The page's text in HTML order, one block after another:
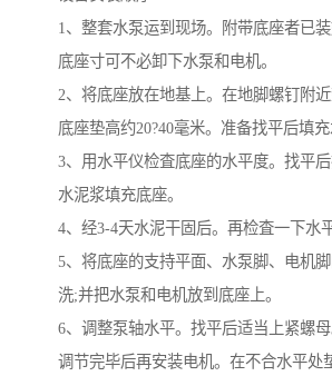
1、整套水泵运到现场。附带底座者已
底座寸可不必卸下水泵和电机。
2、将底座放在地基上。在地脚螺钉附
底座垫高约20?40毫米。准备找平后填充
3、用水平仪检査底座的水平度。找平
水泥浆填充底座。
4、经3-4天水泥干固后。再检査一下水平
5、将底座的支持平面、水泵脚、电机
洗;并把水泵和电机放到底座上。
6、调整泵轴水平。找平后适当上紧螺
调节完毕后再安装电机。在不合水平处